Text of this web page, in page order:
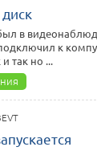
в
к
так но ...